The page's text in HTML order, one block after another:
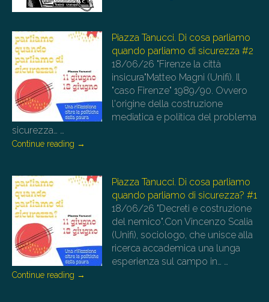
Piazza Tanucci. Di cosa parliamo
quando parliamo di sicurezza #2
18/06/26 "Firenze la città
insicura"Matteo Magni (Unifi). Il
"caso Firenze" 1989/90. Ovvero
l'origine della costruzione
mediatica e politica del problema
sicurezza… …
Continue reading →
Piazza Tanucci. Di cosa parliamo
quando parliamo di sicurezza? #1
18/06/26 "Decreti e costruzione
del nemico".Con Vincenzo Scalia
(Unifi), sociologo, che unisce alla
ricerca accademica una lunga
esperienza sul campo in… …
Continue reading →